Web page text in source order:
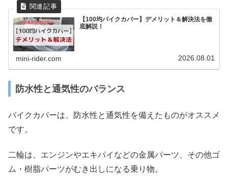
【100均バイクカバー】デメリット＆解決法を徹
底解説！
mini-rider.com 2026.08.01
防水性と通気性のバランス
バイクカバーは、防水性と通気性を備えたものがオススメ
です。
二輪は、エンジンやエキパイなどの金属パーツ、その他ゴ
ム・樹脂パーツがむき出しになる乗り物。